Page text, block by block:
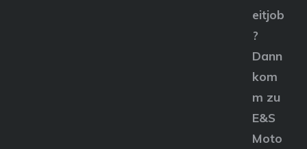
eitjob
?
Dann
kom
m zu
E&S
Moto